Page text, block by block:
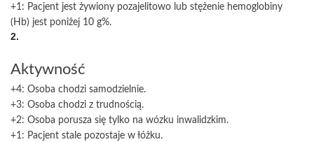
+1: Pacjent jest żywiony pozajelitowo lub stężenie hemoglobiny
(Hb) jest poniżej 10 g%.
2.
Aktywność
+4: Osoba chodzi samodzielnie.
+3: Osoba chodzi z trudnością.
+2: Osoba porusza się tylko na wózku inwalidzkim.
+1: Pacjent stale pozostaje w łóżku.